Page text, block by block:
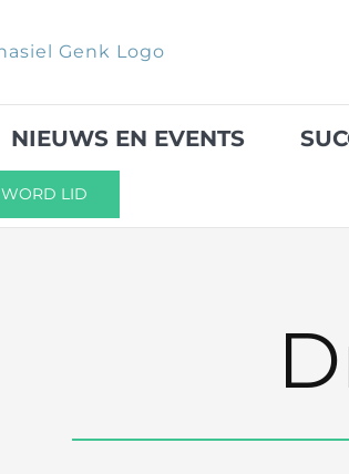
NIEUWS EN EVENTS
WORD LID